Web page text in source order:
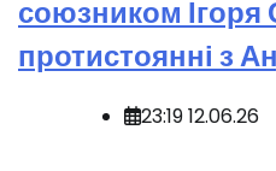
союзником Ігоря
протистоянні з
23:19 12.06.26